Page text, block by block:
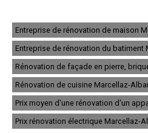
Entreprise de rénovation de maison
Entreprise de rénovation du batiment
Rénovation de façade en pierre,
Rénovation de cuisine Marcellaz-
Prix moyen d'une rénovation d'un
Prix rénovation électrique Marcellaz-